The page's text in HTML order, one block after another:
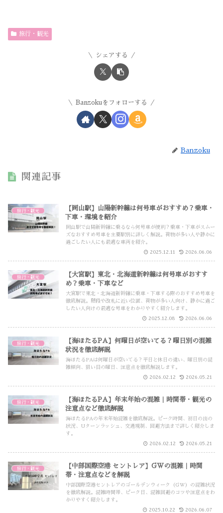
旅行・観光
シェアする
Banzokuをフォローする
Banzoku
関連記事
旅行・観光
【岡山駅】山陽新幹線は何号車がおすすめ？乗車・
下車・環境を紹介
岡山駅で山陽新幹線に乗るなら何号車が便利？乗車・下車がスムー
ズなおすすめ号車を主要駅別に詳しく解説。荷物が多い人や静かに
過ごしたい人にも最適な車両を紹介。
2025.12.11 2026.06.06
旅行・観光
【大宮駅】東北・北海道新幹線は何号車がおすす
め？乗車・下車など
大宮駅で東北・北海道新幹線に乗車・下車する際のおすすめ号車を
徹底解説。階段や改札に近い位置、荷物が多い人向け、静かに過ご
したい人向けの最適な号車をわかりやすく紹介します。
2025.12.08 2026.06.06
旅行・観光
【海ほたるPA】何曜日が空いてる？曜日別の混雑
状況を徹底解説
海ほたるPAは何曜日が空いてる？平日と休日の違い、曜日別の混
雑傾向、狙い目の曜日、注意点を徹底解説します。
2026.02.12 2026.05.21
旅行・観光
【海ほたるPA】年末年始の混雑｜時間帯・観光の
注意点など徹底解説
海ほたるPAの年末年始混雑を徹底解説。ピーク時間、初日の出の
状況、Uターンラッシュ、交通規制、回避方法まで詳しく紹介しま
す。
2026.02.12 2026.05.21
旅行・観光
【中部国際空港 セントレア】GWの混雑｜時間
帯・注意点などを解説
中部国際空港セントレアのゴールデンウィーク（GW）の混雑状況
を徹底解説。混雑時間帯、ピーク日、混雑回避のコツや注意点をわ
かりやすく紹介します。
2025.10.22 2026.06.07